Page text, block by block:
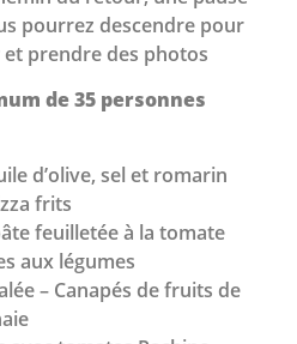
pourrez descendre pour
prendre des photos
de 35 personnes
d’olive, sel et romarin
frits
feuilletée à la tomate
aux légumes
– Canapés de fruits de